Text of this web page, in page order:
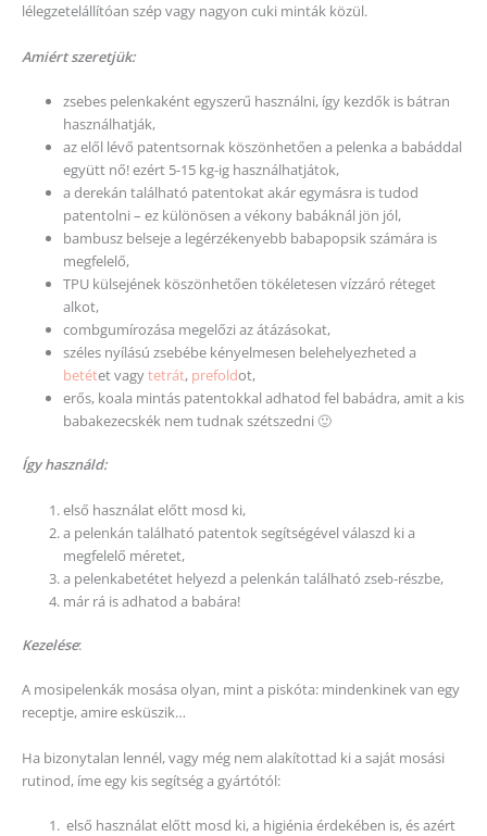
lélegzetelállítóan szép vagy nagyon cuki minták közül.
Amiért szeretjük:
zsebes pelenkaként egyszerű használni, így kezdők is bátran
használhatják,
az elől lévő patentsornak köszönhetően a pelenka a babáddal
együtt nő! ezért 5-15 kg-ig használhatjátok,
a derekán található patentokat akár egymásra is tudod
patentolni – ez különösen a vékony babáknál jön jól,
bambusz belseje a legérzékenyebb babapopsik számára is
megfelelő,
TPU külsejének köszönhetően tökéletesen vízzáró réteget
alkot,
combgumírozása megelőzi az átázásokat,
széles nyílású zsebébe kényelmesen belehelyezheted a
betétet vagytetrát, prefoldot,
erős, koala mintás patentokkal adhatod fel babádra, amit a kis
babakezecskék nem tudnak szétszedni 🙂
Így használd:
első használat előtt mosd ki,
a pelenkán található patentok segítségével válaszd ki a
megfelelő méretet,
a pelenkabetétet helyezd a pelenkán található zseb-részbe,
már rá is adhatod a babára!
Kezelése:
A mosipelenkák mosása olyan, mint a piskóta: mindenkinek van egy
receptje, amire esküszik…
Ha bizonytalan lennél, vagy még nem alakítottad ki a saját mosási
rutinod, íme egy kis segítség a gyártótól:
első használat előtt mosd ki, a higiénia érdekében is, és azért